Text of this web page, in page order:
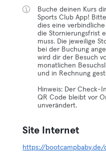
Buche deinen Kurs
Sports Club App!
dies eine
die Stornierungsfrist
muss. Die jeweilige
bei der Buchung
wird dir der Besuch
monatlichen
und in Rechnung
Hinweis: Der Check-
QR Code bleibt vor
unverändert.
Site Internet
https://bootcampbaby.de/